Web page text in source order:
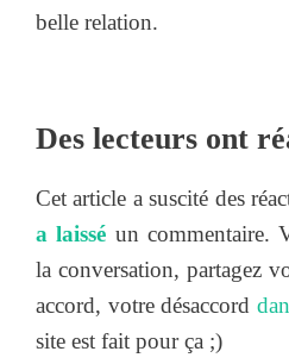
belle relation.
Des lecteurs ont
Cet article a suscité des
a laissé un commentaire.
la conversation, partagez
accord, votre désaccord
site est fait pour ça ;)